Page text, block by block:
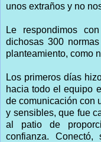
unos extraños y no
Le respondimos
dichosas 300
planteamiento, como
Los primeros días
hacia todo el equipo
de comunicación con
y sensibles, que fue
al patio de
confianza. Conectó,